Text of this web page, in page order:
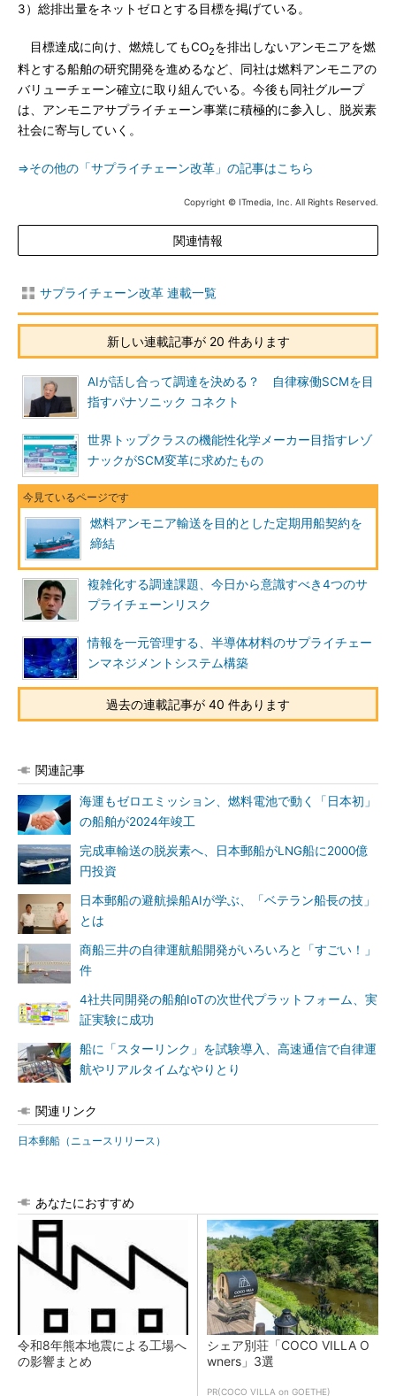
3）総排出量をネットゼロとする目標を掲げている。
目標達成に向け、燃焼してもCO2を排出しないアンモニアを燃
料とする船舶の研究開発を進めるなど、同社は燃料アンモニアの
バリューチェーン確立に取り組んでいる。今後も同社グループ
は、アンモニアサプライチェーン事業に積極的に参入し、脱炭素
社会に寄与していく。
⇒その他の「サプライチェーン改革」の記事はこちら
Copyright © ITmedia, Inc. All Rights Reserved.
関連情報
サプライチェーン改革 連載一覧
新しい連載記事が 20 件あります
AIが話し合って調達を決める？ 自律稼働SCMを目
指すパナソニック コネクト
世界トップクラスの機能性化学メーカー目指すレゾ
ナックがSCM変革に求めたもの
燃料アンモニア輸送を目的とした定期用船契約を
締結
複雑化する調達課題、今日から意識すべき4つのサ
プライチェーンリスク
情報を一元管理する、半導体材料のサプライチェー
ンマネジメントシステム構築
過去の連載記事が 40 件あります
関連記事
海運もゼロエミッション、燃料電池で動く「日本初」
の船舶が2024年竣工
完成車輸送の脱炭素へ、日本郵船がLNG船に2000億
円投資
日本郵船の避航操船AIが学ぶ、「ベテラン船長の技」
とは
商船三井の自律運航船開発がいろいろと「すごい！」
件
4社共同開発の船舶IoTの次世代プラットフォーム、実
証実験に成功
船に「スターリンク」を試験導入、高速通信で自律運
航やリアルタイムなやりとり
関連リンク
日本郵船（ニュースリリース）
あなたにおすすめ
令和8年熊本地震による工場へ
の影響まとめ
シェア別荘「COCO VILLA O
wners」3選
PR(COCO VILLA on GOETHE)